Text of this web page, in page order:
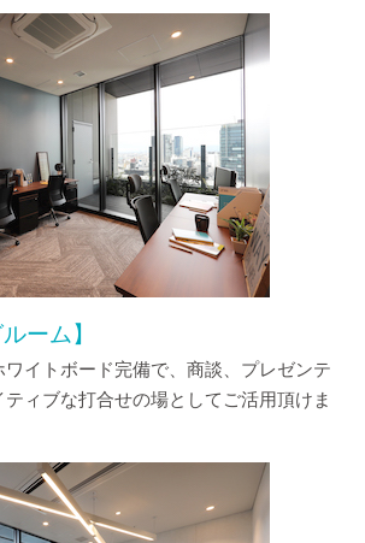
ーム】
イトボード完備で、商談、プレゼンテ
ィブな打合せの場としてご活用頂けま